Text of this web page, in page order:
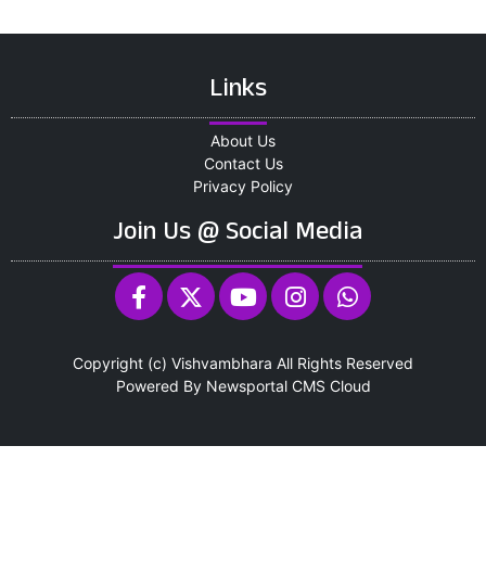
Links
About Us
Contact Us
Privacy Policy
Join Us @ Social Media
Copyright (c) Vishvambhara All Rights Reserved
Powered By Newsportal CMS Cloud